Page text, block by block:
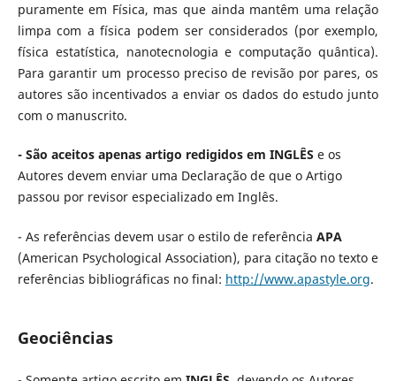
puramente em Física, mas que ainda mantêm uma relação
limpa com a física podem ser considerados (por exemplo,
física estatística, nanotecnologia e computação quântica).
Para garantir um processo preciso de revisão por pares, os
autores são incentivados a enviar os dados do estudo junto
com o manuscrito.
- São aceitos apenas artigo redigidos em INGLÊS e os
Autores devem enviar uma Declaração de que o Artigo
passou por revisor especializado em Inglês.
- As referências devem usar o estilo de referência APA
(American Psychological Association), para citação no texto e
referências bibliográficas no final: http://www.apastyle.org.
Geociências